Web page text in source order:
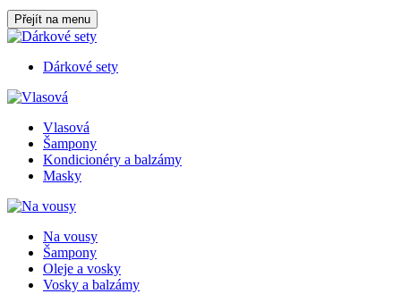
Přejít na menu
Dárkové sety
Vlasová
Šampony
Kondicionéry a balzámy
Masky
Na vousy
Šampony
Oleje a vosky
Vosky a balzámy